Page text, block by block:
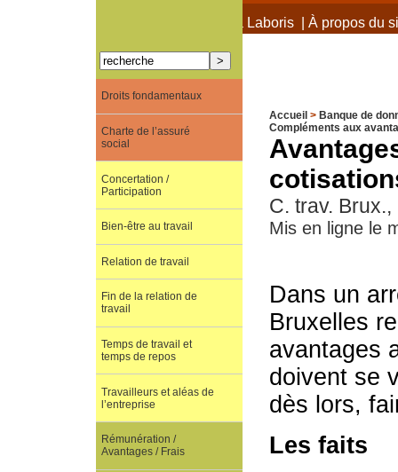
À propos de Terra Laboris| À propos du
Accueil > Banque de
Compléments aux
C. trav.
Mis en ligne le
Dans un
Bruxelles
avantages
doivent se
dès lors,
Les faits
Droits fondamentaux
Charte de l’assuré
social
Concertation /
Participation
Bien-être au travail
Relation de travail
Fin de la relation de
travail
Temps de travail et
temps de repos
Travailleurs et aléas de
l’entreprise
Rémunération /
Avantages / Frais